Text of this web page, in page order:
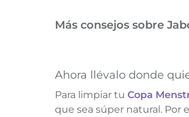
Más consejos sobre
Ahora llévalo donde
Para limpiar tuCopa
que sea súper natural. Por